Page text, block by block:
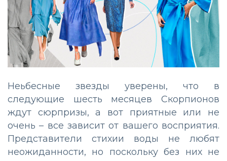
Неьбесные звезды уверены, что в
следующие шесть месяцев Скорпионов
ждут сюрпризы, а вот приятные или не
очень – все зависит от вашего восприятия.
Представители стихии воды не любят
неожиданности, но поскольку без них не